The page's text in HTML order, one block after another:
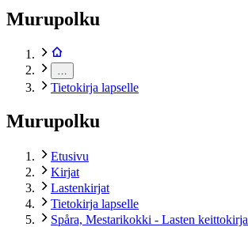
Murupolku
Tietokirja lapselle
Murupolku
Etusivu
Kirjat
Lastenkirjat
Tietokirja lapselle
Spåra, Mestarikokki - Lasten keittokirja